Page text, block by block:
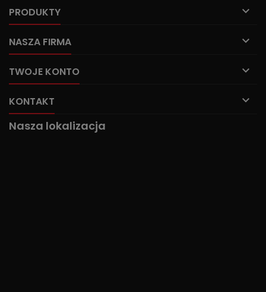
PRODUKTY 
NASZA FIRMA 
TWOJE KONTO 
KONTAKT 
Nasza lokalizacja